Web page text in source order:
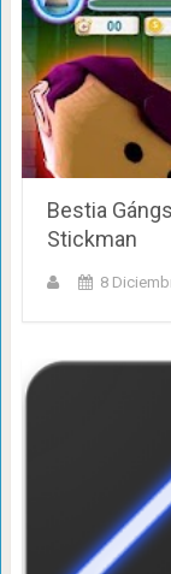
Bestia
Stickman
8